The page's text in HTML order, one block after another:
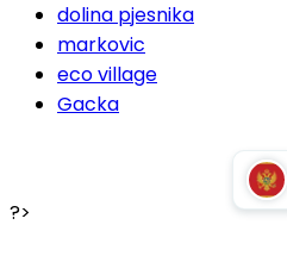
dolina pjesnika
markovic
eco village
Gacka
?>